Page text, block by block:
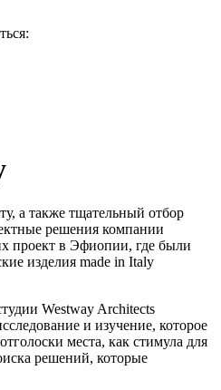
а также тщательный отбор
решения компании
проект в Эфиопии, где были
изделия made in Italy
Westway Architects
и изучение, которое
места, как стимула для
решений, которые